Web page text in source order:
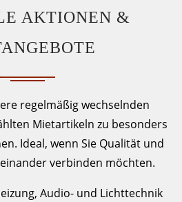
AKTIONEN &
regelmäßig wechselnden
Mietartikeln zu besonders
Ideal, wenn Sie Qualität und
verbinden möchten.
Audio- und Lichttechnik